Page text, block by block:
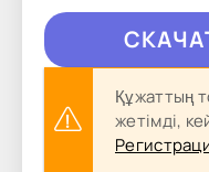
Құжаттың
жетімді,